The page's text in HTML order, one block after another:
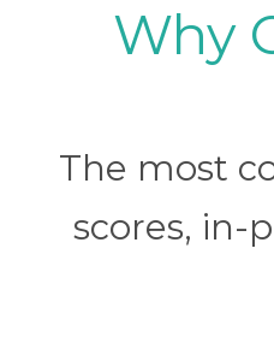
Why
The most
scores, in-